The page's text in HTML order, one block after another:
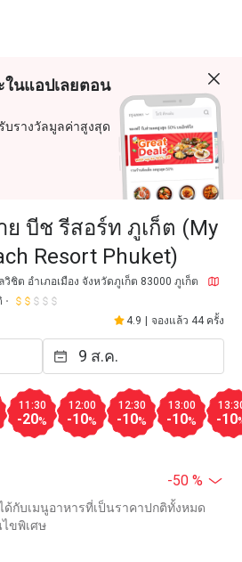
ในแอปเลยตอน
บรางวัลมูลค่าสูงสุด
ย บีช รีสอร์ท ภูเก็ต (My
Resort Phuket)
ชิต อำเภอเมือง จังหวัดภูเก็ต 83000 ภูเก็ต
4.9 จองแล้ว 44 ครั้ง
11:30
-20%
12:00
-10%
12:30
-10%
13:00
-10% -10
-50 %
กับเมนูอาหารที่เป็นราคาปกติทั้งหมด
ไขพิเศษ